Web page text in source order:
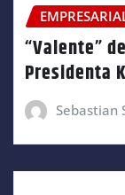
“Valente”
Presidenta
Sebastian